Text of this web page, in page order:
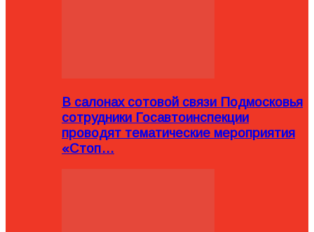
В салонах сотовой связи Подмосковья
сотрудники Госавтоинспекции
проводят тематические мероприятия
«Стоп…